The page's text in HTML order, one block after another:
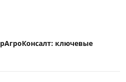
ключевые